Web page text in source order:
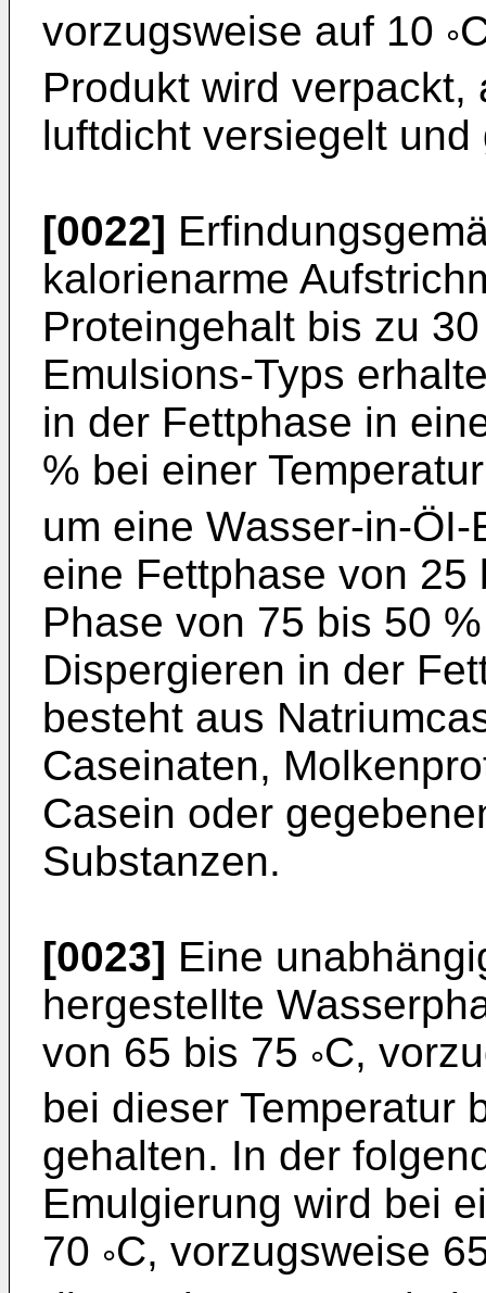
vorzugsweise auf 10 °
Produkt wird
luftdicht versiegelt und
[0022]
kalorienarme
Proteingehalt bis zu
Emulsions-Typs
in der Fettphase in
% bei einer
um eine Wasser-in-
eine Fettphase von
Phase von 75 bis 50
Dispergieren in der
besteht aus
Caseinaten,
Casein oder
Substanzen.
[0023] Eine
hergestellte
von 65 bis 75 °C,
bei dieser Temperatur
gehalten. In der
Emulgierung wird bei
70 °C, vorzugsweise